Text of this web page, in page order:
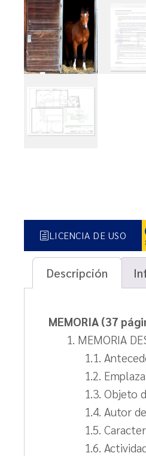
LICENCIA DE USO
Descripción
MEMORIA (37
1. MEMORIA
1.1.
1.2.
1.3. Objeto
1.4. Autor
1.5.
1.6.